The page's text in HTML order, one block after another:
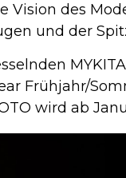
Vision des
und der
Frühjahr/
wird ab